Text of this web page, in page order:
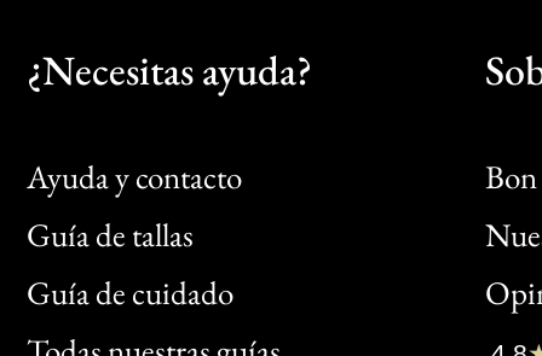
¿Necesitas ayuda?
Ayuda y contacto
Guía de tallas
Guía de cuidado
Bon